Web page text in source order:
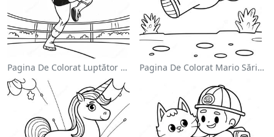
Pagina De Colorat Luptător Wwe Sărind Pe Inamic Pagina De Colorat Mario Sărind Peste Goombas